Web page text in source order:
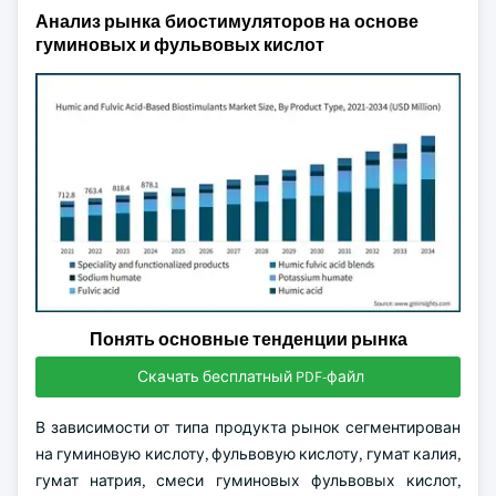
Анализрынка биостимуляторов на основе
гуминовых и фульвовых кислот
Понять основные тенденции рынка
Скачать бесплатный PDF-файл
В зависимости от типа продукта рынок сегментирован
на гуминовую кислоту, фульвовую кислоту, гумат калия,
гумат натрия, смеси гуминовых фульвовых кислот,